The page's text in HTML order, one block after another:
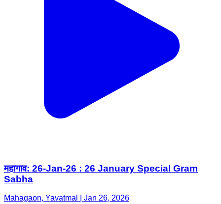
महागाव: 26-Jan-26 : 26 January Special Gram
Sabha
Mahagaon, Yavatmal | Jan 26, 2026